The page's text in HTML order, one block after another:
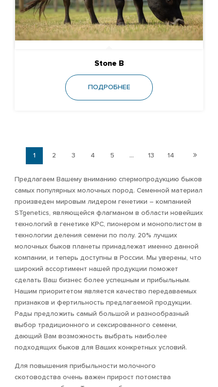
Stone B
ПОДРОБНЕЕ
1 2 3 4 5 ... 13 14
Предлагаем Вашему вниманию спермопродукцию быков
самых популярных молочных пород. Семенной материал
произведен мировым лидером генетики – компанией
STgenetics, являющейся флагманом в области новейших
технологий в генетике КРС, пионером и монополистом в
технологии деления семени по полу. 20% лучших
молочных быков планеты принадлежат именно данной
компании, и теперь доступны в России. Мы уверены, что
широкий ассортимент нашей продукции поможет
сделать Ваш бизнес более успешным и прибыльным.
Нашим приоритетом является качество передаваемых
признаков и фертильность предлагаемой продукции.
Рады предложить самый большой и разнообразный
выбор традиционного и сексированного семени,
дающий Вам возможность выбрать наиболее
подходящих быков для Ваших конкретных условий.
Для повышения прибыльности молочного
скотоводства очень важен прирост потомства